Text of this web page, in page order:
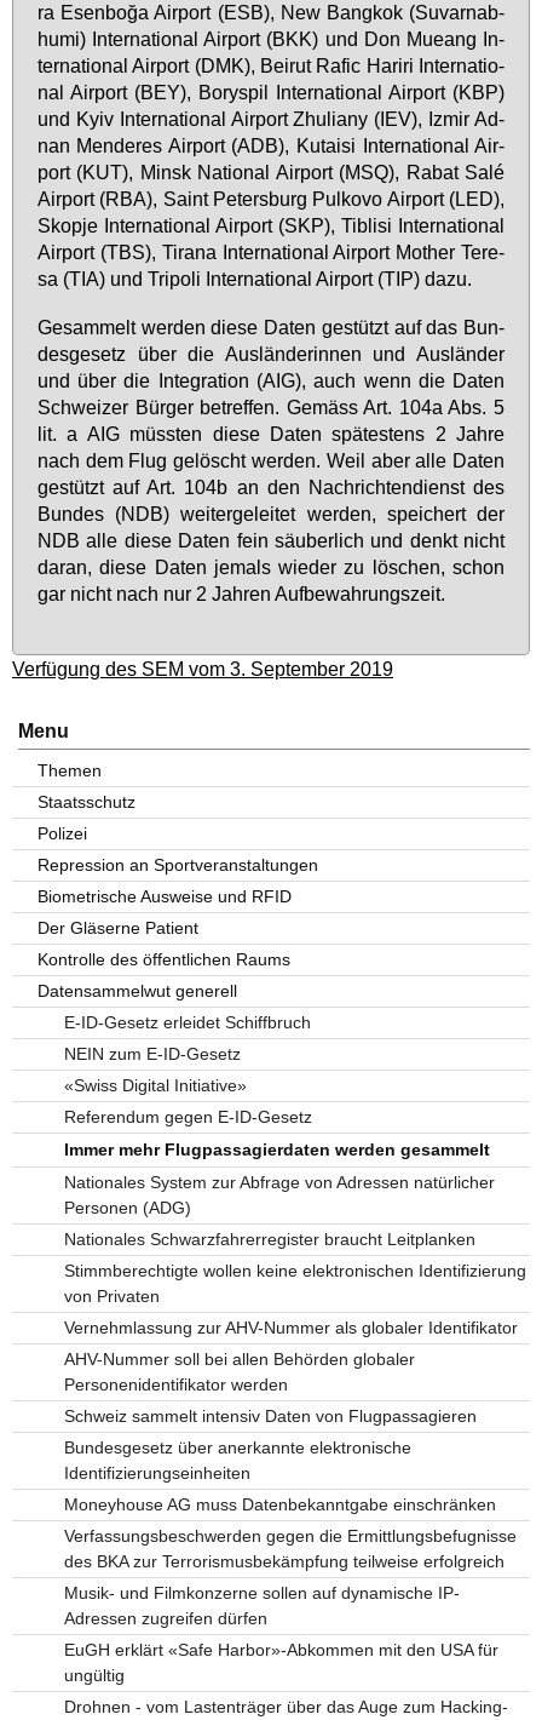
ra Esen­boğa Air­port (ESB), New Bang­kok (Su­varn­ab­
hu­mi) In­ter­na­tio­nal Air­port (BKK) und Don Mueang In­
ter­na­tio­nal Air­port (DMK), Bei­rut Ra­fic Har­i­ri In­ter­na­tio­
nal Air­port (BEY), Bo­rys­pil In­ter­na­tio­nal Air­port (KBP)
und Kyiv In­ter­na­tio­nal Air­port Zhu­li­a­ny (IEV), Iz­mir Ad­
nan Men­de­res Air­port (ADB), Ku­tai­si In­ter­na­tio­nal Air­
port (KUT), Minsk Na­tio­nal Air­port (MSQ), Ra­bat Salé
Air­port (RBA), Saint Pe­ters­burg Pul­ko­vo Air­port (LED),
Skop­je In­ter­na­tio­nal Air­port (SKP), Ti­bli­si In­ter­na­tio­nal
Air­port (TBS), Ti­ra­na In­ter­na­tio­nal Air­port Mo­ther Te­re­
sa (TIA) und Tri­po­li In­ter­na­tio­nal Air­port (TIP) da­zu.
Ge­sam­melt wer­den die­se Da­ten ge­stützt auf das Bun­
des­ge­setz über die Aus­län­de­rin­nen und Aus­län­der
und über die In­te­gra­ti­on (AIG), auch wenn die Da­ten
Schwei­zer Bür­ger be­tref­fen. Ge­mäss Art. 104a Abs. 5
lit. a AIG müss­ten die­se Da­ten spä­tes­tens 2 Jah­re
nach dem Flug ge­löscht wer­den. Weil aber al­le Da­ten
ge­stützt auf Art. 104b an den Nach­rich­ten­dienst des
Bun­des (NDB) wei­ter­ge­lei­tet wer­den, spei­chert der
NDB al­le die­se Da­ten fein säu­ber­lich und denkt nicht
dar­an, die­se Da­ten je­mals wie­der zu lö­schen, schon
gar nicht nach nur 2 Jah­ren Auf­be­wah­rungs­zeit.
Verfügung des SEM vom 3. September 2019
Menu
Themen
Staatsschutz
Polizei
Repression an Sportveranstaltungen
Biometrische Ausweise und RFID
Der Gläserne Patient
Kontrolle des öffentlichen Raums
Datensammelwut generell
E-ID-Gesetz erleidet Schiffbruch
NEIN zum E-ID-Gesetz
«Swiss Digital Initiative»
Referendum gegen E-ID-Gesetz
Immer mehr Flugpassagierdaten werden gesammelt
Nationales System zur Abfrage von Adressen natürlicher
Personen (ADG)
Nationales Schwarzfahrerregister braucht Leitplanken
Stimmberechtigte wollen keine elektronischen Identifizierung
von Privaten
Vernehmlassung zur AHV-Nummer als globaler Identifikator
AHV-Nummer soll bei allen Behörden globaler
Personenidentifikator werden
Schweiz sammelt intensiv Daten von Flugpassagieren
Bundesgesetz über anerkannte elektronische
Identifizierungseinheiten
Moneyhouse AG muss Datenbekanntgabe einschränken
Verfassungsbeschwerden gegen die Ermittlungsbefugnisse
des BKA zur Terrorismusbekämpfung teilweise erfolgreich
Musik- und Filmkonzerne sollen auf dynamische IP-
Adressen zugreifen dürfen
EuGH erklärt «Safe Harbor»-Abkommen mit den USA für
ungültig
Drohnen - vom Lastenträger über das Auge zum Hacking-